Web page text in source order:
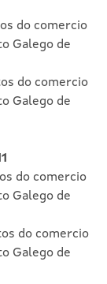
do comercio
Galego de
do comercio
Galego de
do comercio
Galego de
do comercio
Galego de